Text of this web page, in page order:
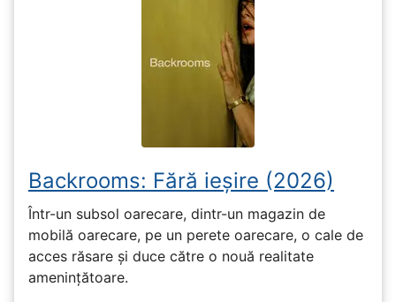
Backrooms: Fără ieșire (2026)
Într-un subsol oarecare, dintr-un magazin de
mobilă oarecare, pe un perete oarecare, o cale de
acces răsare și duce către o nouă realitate
amenințătoare.